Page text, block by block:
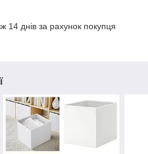
14 днів за рахунок покупця